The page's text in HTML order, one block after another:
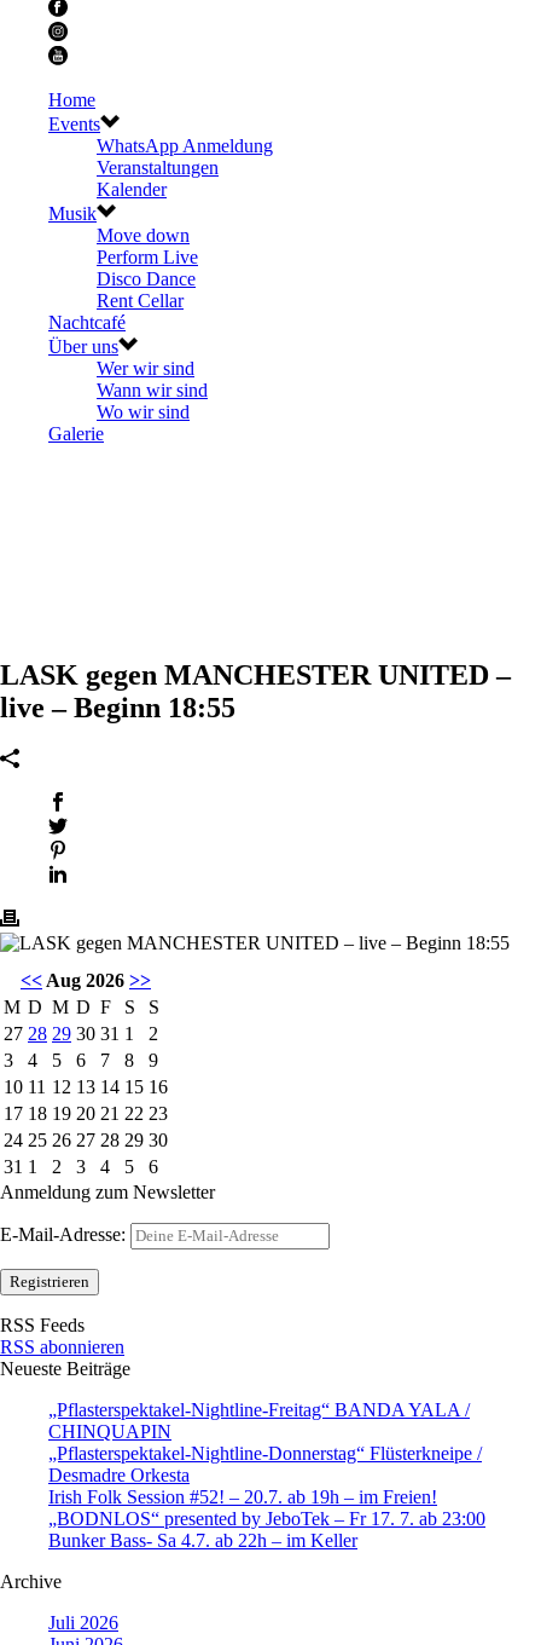
Home
Events
WhatsApp Anmeldung
Veranstaltungen
Kalender
Musik
Move down
Perform Live
Disco Dance
Rent Cellar
Nachtcafé
Über uns
Wer wir sind
Wann wir sind
Wo wir sind
Galerie
LASK gegen MANCHESTER UNITED –
live – Beginn 18:55
<< Aug 2026 >>
M D M D F S
S
27 28 29 30 31 1
2
3
4 5 6 7 8
9
10 11 12 13 14 15 16
17 18 19 20 21 22 23
24 25 26 27 28 29 30
31 1 2 3 4 5
6
Anmeldung zum Newsletter
E-Mail-Adresse:
RSS Feeds
RSS abonnieren
Neueste Beiträge
„Pflasterspektakel-Nightline-Freitag“ BANDA YALA /
CHINQUAPIN
„Pflasterspektakel-Nightline-Donnerstag“ Flüsterkneipe /
Desmadre Orkesta
Irish Folk Session #52! – 20.7. ab 19h – im Freien!
„BODNLOS“ presented by JeboTek – Fr 17. 7. ab 23:00
Bunker Bass- Sa 4.7. ab 22h – im Keller
Archive
Juli 2026